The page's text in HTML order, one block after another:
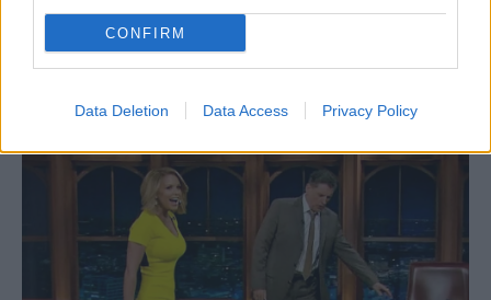
CONFIRM
Data Deletion Data Access Privacy Policy